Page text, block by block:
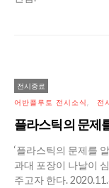
전시종료
어반플루토 전시소식 전
플라스틱의 문제
‘플라스틱의 문제를
과대 포장이 나날이
주고자 한다.